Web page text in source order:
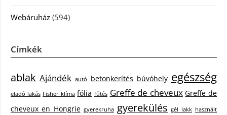
Webáruház (594)
Címkék
ablak Ajándék autó betonkerítés búvóhely egészség
eladó lakás Fisher klíma fólia fűtés Greffe de cheveux Greffe de
cheveux en Hongrie gyerekruha gyerekülés gél lakk használt